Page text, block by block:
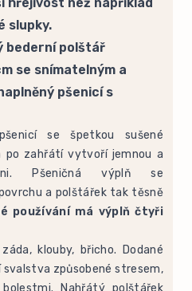
hřejivost než například
slupky.
bederní polštář
se snímatelným a
pšenicí s
se špetkou sušené
po zahřátí vytvoří jemnou a
Pšeničná výplň se
a polštářek tak těsně
používání má výplň čtyři
klouby, břicho. Dodané
způsobené stresem,